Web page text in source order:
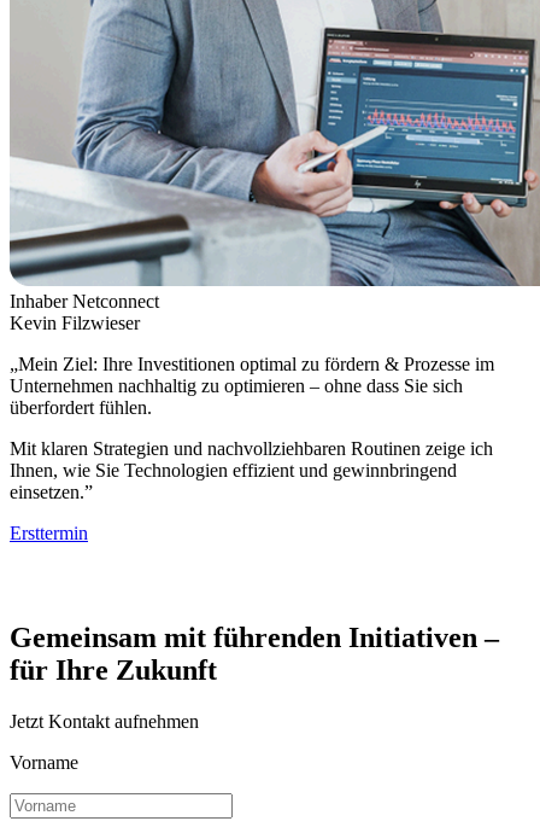
Inhaber Netconnect
Kevin Filzwieser
„Mein Ziel: Ihre Investitionen optimal zu fördern & Prozesse im
Unternehmen nachhaltig zu optimieren – ohne dass Sie sich
überfordert fühlen.
Mit klaren Strategien und nachvollziehbaren Routinen zeige ich
Ihnen, wie Sie Technologien effizient und gewinnbringend
einsetzen.”
Ersttermin
Gemeinsam mit führenden Initiativen –
für Ihre Zukunft
Jetzt Kontakt aufnehmen
Vorname